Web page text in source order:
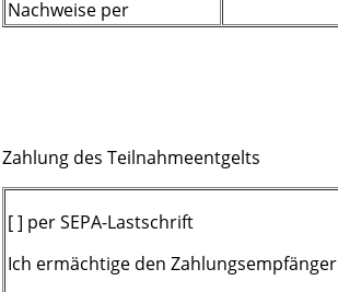
Nachweise per
Zahlung des Teilnahmeentgelts
[ ] per SEPA-Lastschrift
Ich ermächtige den Zahlungsempfänger